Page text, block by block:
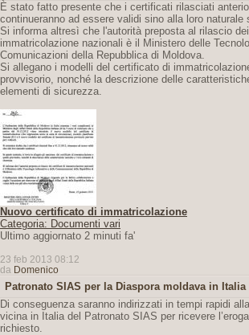
È stato fatto presente che i certificati rilasciati
continueranno ad essere validi sino alla loro naturale
Si informa altresì che l'autorità preposta al rilascio
immatricolazione nazionali è il Ministero delle
Comunicazioni della Repubblica di Moldova.
Si allegano i modelli del certificato di
provvisorio, nonché la descrizione delle
elementi di sicurezza.
Nuovo certificato di immatricolazione
Categoria: Documenti vari
Ultimo aggiornato 2 minuti fa'
23 feb 2013 08:12
da Domenico
Patronato SIAS per la Diaspora moldava in Italia
Di conseguenza saranno indirizzati in tempi rapidi
vicina in Italia del Patronato SIAS per ricevere
richiesto.